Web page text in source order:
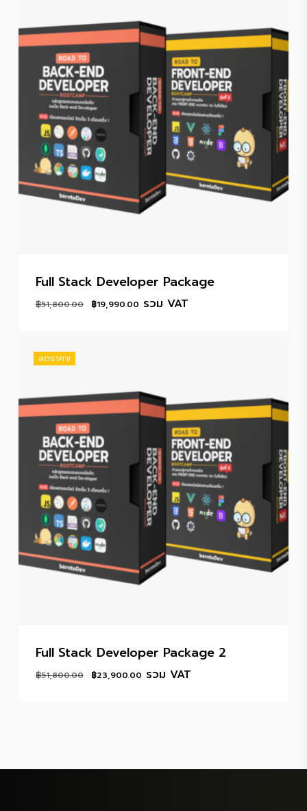
Full Stack Developer Package
฿51,800.00
Original
฿19,990.00Current
รวม VAT
ลดราคา!
Full Stack Developer Package 2
฿51,800.00
Original
฿23,900.00Current
รวม VAT